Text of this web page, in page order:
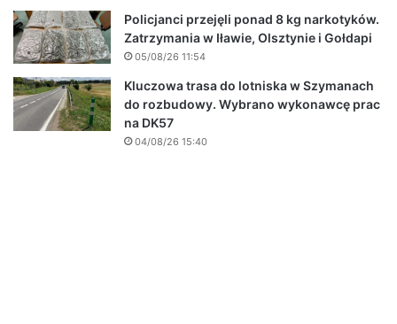
Policjanci przejęli ponad 8 kg narkotyków.
Zatrzymania w Iławie, Olsztynie i Gołdapi
05/08/26 11:54
Kluczowa trasa do lotniska w Szymanach
do rozbudowy. Wybrano wykonawcę prac
na DK57
04/08/26 15:40